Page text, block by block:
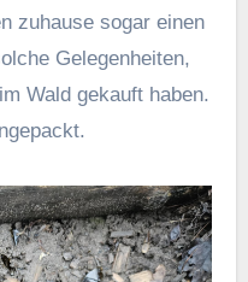
zuhause sogar einen
Gelegenheiten,
Wald gekauft haben.